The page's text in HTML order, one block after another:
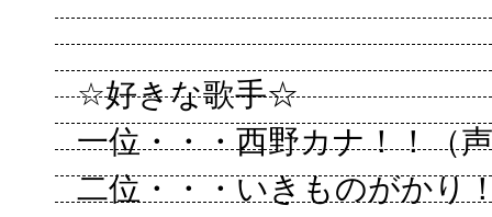
☆好きな歌手☆
一位・・・西野カナ！！（
二位・・・いきものがかり